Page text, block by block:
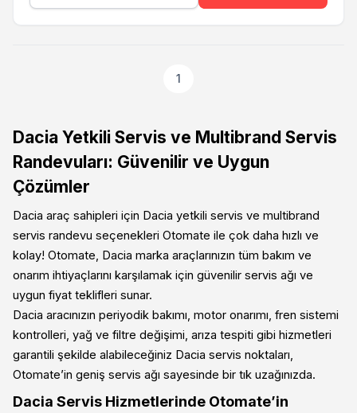
1
Dacia Yetkili Servis ve Multibrand Servis
Randevuları: Güvenilir ve Uygun
Çözümler
Dacia araç sahipleri için Dacia yetkili servis ve multibrand
servis randevu seçenekleri Otomate ile çok daha hızlı ve
kolay! Otomate, Dacia marka araçlarınızın tüm bakım ve
onarım ihtiyaçlarını karşılamak için güvenilir servis ağı ve
uygun fiyat teklifleri sunar.
Dacia aracınızın periyodik bakımı, motor onarımı, fren sistemi
kontrolleri, yağ ve filtre değişimi, arıza tespiti gibi hizmetleri
garantili şekilde alabileceğiniz Dacia servis noktaları,
Otomate’in geniş servis ağı sayesinde bir tık uzağınızda.
Dacia Servis Hizmetlerinde Otomate’in